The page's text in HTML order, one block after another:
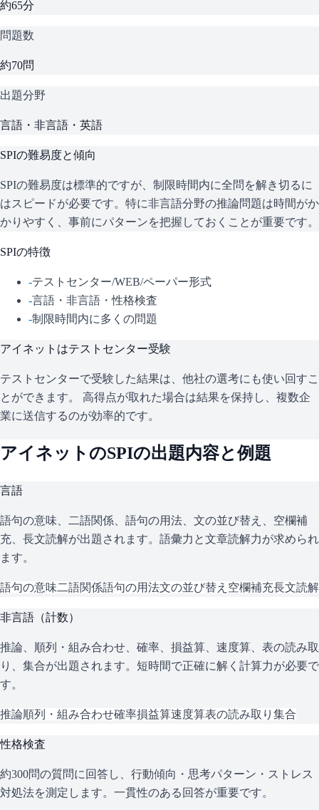
約65分
問題数
約70問
出題分野
言語・非言語・英語
SPIの難易度と傾向
SPIの難易度は標準的ですが、制限時間内に全問を解き切るに
はスピードが必要です。特に非言語分野の推論問題は時間がか
かりやすく、事前にパターンを把握しておくことが重要です。
SPIの特徴
-テストセンター/WEB/ペーパー形式
-言語・非言語・性格検査
-制限時間内に多くの問題
アイネット はテストセンター受験
テストセンターで受験した結果は、他社の選考にも使い回すこ
とができます。 高得点が取れた場合は結果を保持し、複数企
業に送信するのが効率的です。
アイネット のSPIの出題内容と例題
言語
語句の意味、二語関係、語句の用法、文の並び替え、空欄補
充、長文読解が出題されます。語彙力と文章読解力が求められ
ます。
語句の意味二語関係語句の用法文の並び替え 空欄補充長文読解
非言語（計数）
推論、順列・組み合わせ、確率、損益算、速度算、表の読み取
り、集合が出題されます。短時間で正確に解く計算力が必要で
す。
推論順列・組み合わせ確率損益算速度算表の読み取り 集合
性格検査
約300問の質問に回答し、行動傾向・思考パターン・ストレス
対処法を測定します。一貫性のある回答が重要です。